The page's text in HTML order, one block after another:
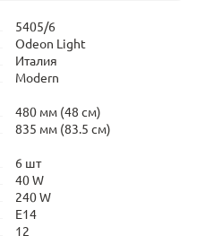
5405/6
Odeon Light
Италия
Modern
480 мм (48 см)
835 мм (83.5 см)
6 шт
40 W
240 W
E14
12